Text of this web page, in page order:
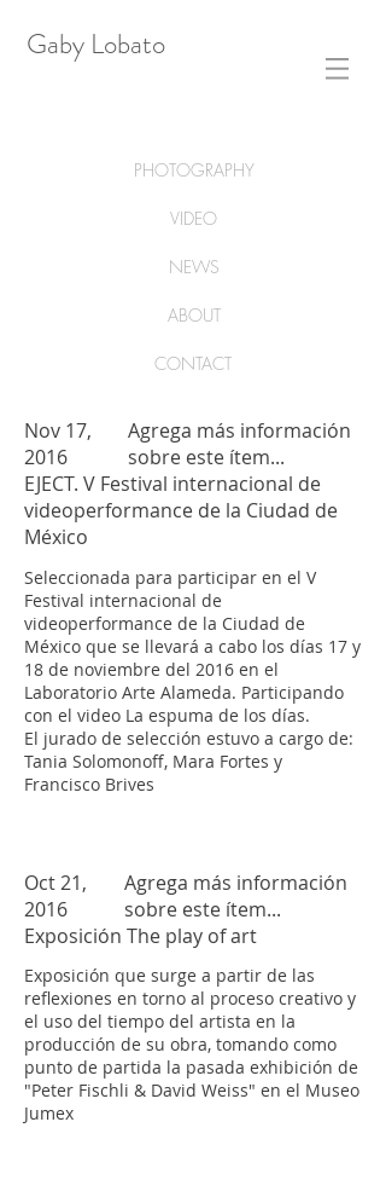
Gaby Lobato
PHOTOGRAPHY
VIDEO
NEWS
ABOUT
CONTACT
Nov 17,
2016
Agrega más información
sobre este ítem...
EJECT. V Festival internacional de
videoperformance de la Ciudad de
México
Seleccionada para participar en el V
Festival internacional de
videoperformance de la Ciudad de
México que se llevará a cabo los días 17 y
18 de noviembre del 2016 en el
Laboratorio Arte Alameda. Participando
con el video La espuma de los días.
El jurado de selección estuvo a cargo de:
Tania Solomonoff, Mara Fortes y
Francisco Brives
Oct 21,
2016
Agrega más información
sobre este ítem...
Exposición The play of art
Exposición que surge a partir de las
reflexiones en torno al proceso creativo y
el uso del tiempo del artista en la
producción de su obra, tomando como
punto de partida la pasada exhibición de
"Peter Fischli & David Weiss" en el Museo
Jumex